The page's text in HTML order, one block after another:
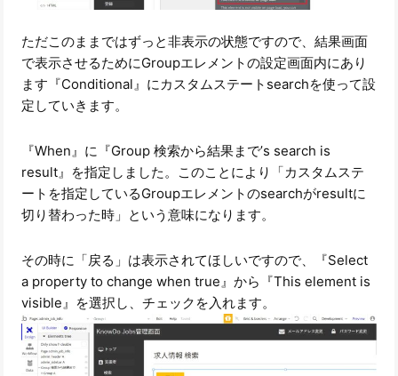
ただこのままではずっと非表示の状態ですので、結果画面
で表示させるためにGroupエレメントの設定画面内にあり
ます『Conditional』にカスタムステートsearchを使って設
定していきます。
『When』に『Group 検索から結果まで’s search is
result』を指定しました。このことにより「カスタムステ
ートを指定しているGroupエレメントのsearchがresultに
切り替わった時」という意味になります。
その時に「戻る」は表示されてほしいですので、『Select
a property to change when true』から『This element is
visible』を選択し、チェックを入れます。